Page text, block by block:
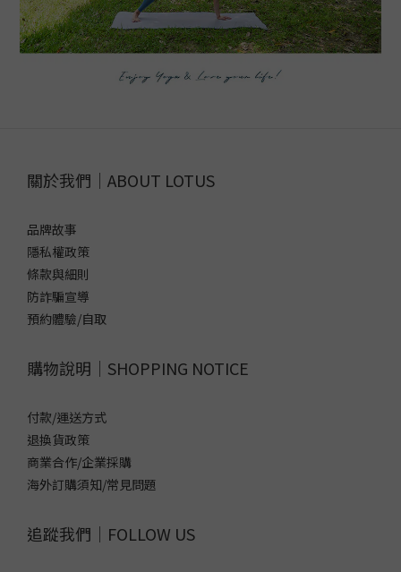
關於我們｜ABOUT LOTUS
品牌故事
隱私權政策
條款與細則
防詐騙宣導
預約體驗/自取
購物說明｜SHOPPING NOTICE
付款/運送方式
退換貨政策
商業合作/企業採購
海外訂購須知/常見問題
追蹤我們｜FOLLOW US